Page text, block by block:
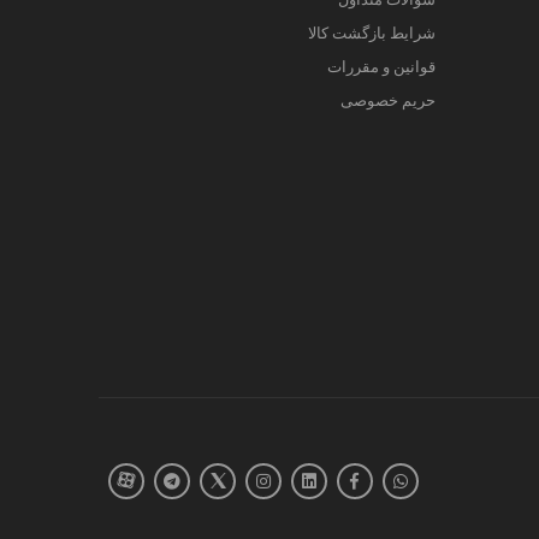
شرایط بازگشت کالا
قوانین و مقررات
حریم خصوصی